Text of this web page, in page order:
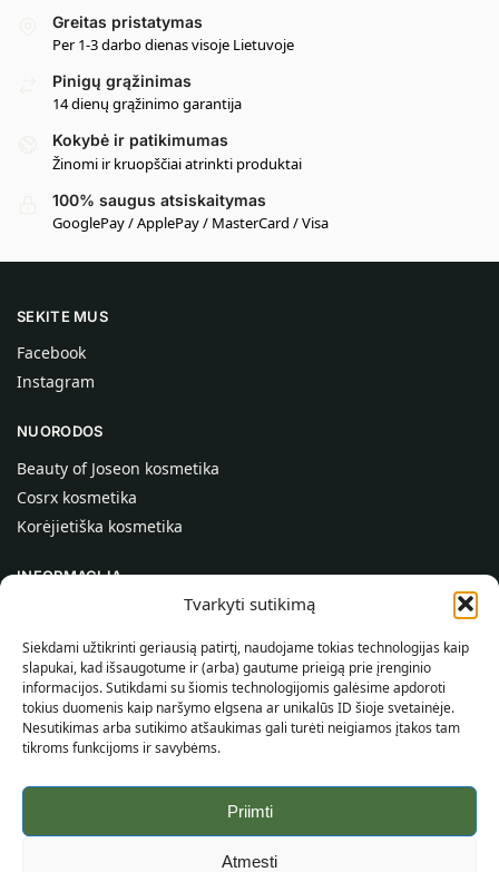
Tvarkyti sutikimą
Siekdami užtikrinti geriausią patirtį, naudojame tokias technologijas kaip
slapukai, kad išsaugotume ir (arba) gautume prieigą prie įrenginio
informacijos. Sutikdami su šiomis technologijomis galėsime apdoroti
tokius duomenis kaip naršymo elgsena ar unikalūs ID šioje svetainėje.
Nesutikimas arba sutikimo atšaukimas gali turėti neigiamos įtakos tam
tikroms funkcijoms ir savybėms.
Priimti
Atmesti
Greitas pristatymas
Per 1-3 darbo dienas visoje Lietuvoje
Pinigų grąžinimas
14 dienų grąžinimo garantija
Kokybė ir patikimumas
Žinomi ir kruopščiai atrinkti produktai
100% saugus atsiskaitymas
GooglePay / ApplePay / MasterCard / Visa
SEKITE MUS
Facebook
Instagram
NUORODOS
Beauty of Joseon kosmetika
Cosrx kosmetika
Korėjietiška kosmetika
INFORMACIJA
Kontaktai
Pagalba
INFORMACIJA PIRKĖJUI
Pristatymo sąlygos
Taisyklės ir sąlygos
Svetainės žemėlapis